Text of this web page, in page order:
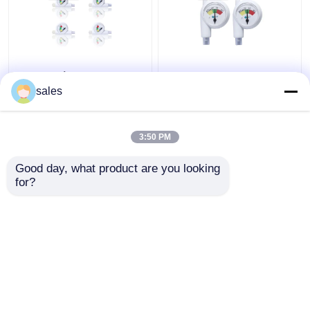
Μίας χρήσης Intracuff
μανόμετρο οργάνων
ελέγχου πίεσης
Endotracheal σωλήνας
sales
3:50 PM
Good day, what product are you looking
for?